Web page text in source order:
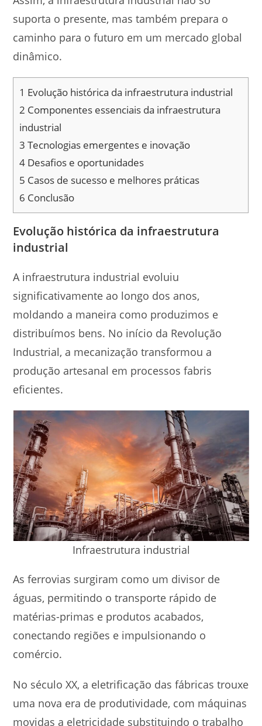
suporta o presente, mas também prepara o
caminho para o futuro em um mercado global
dinâmico.
1 Evolução histórica da infraestrutura industrial
2 Componentes essenciais da infraestrutura
industrial
3 Tecnologias emergentes e inovação
4 Desafios e oportunidades
5 Casos de sucesso e melhores práticas
6 Conclusão
Evolução histórica da infraestrutura
industrial
A infraestrutura industrial evoluiu
significativamente ao longo dos anos,
moldando a maneira como produzimos e
distribuímos bens. No início da Revolução
Industrial, a mecanização transformou a
produção artesanal em processos fabris
eficientes.
Infraestrutura industrial
As ferrovias surgiram como um divisor de
águas, permitindo o transporte rápido de
matérias-primas e produtos acabados,
conectando regiões e impulsionando o
comércio.
No século XX, a eletrificação das fábricas trouxe
uma nova era de produtividade, com máquinas
movidas a eletricidade substituindo o trabalho